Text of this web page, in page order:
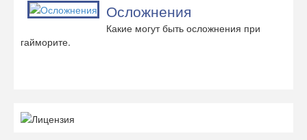
Осложнения
Какие могут быть осложнения при
гайморите.